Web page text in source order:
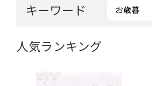
キーワード
人気ランキング